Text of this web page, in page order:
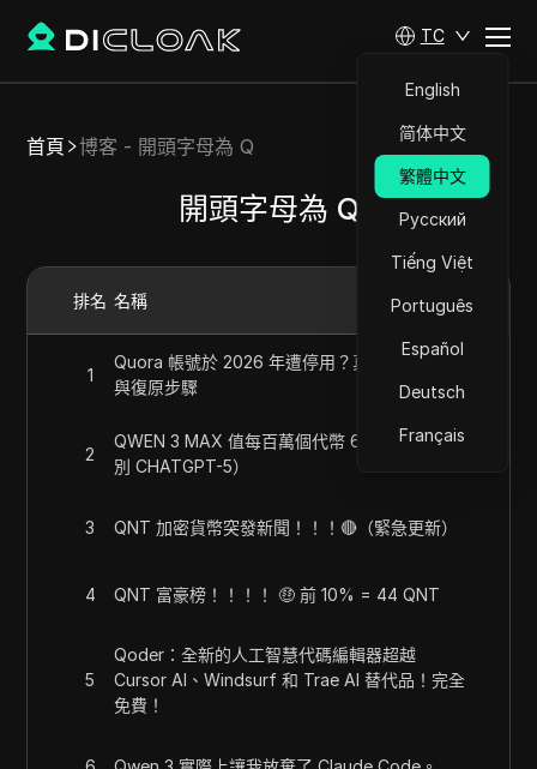
TC
English
简体中文
繁體中文
Русский
Tiếng Việt
Português
Español
Deutsch
Français
首頁 博客 - 開頭字母為 Q
開頭字母為 Q
排名 名稱
1
Quora 帳號於 2026 年遭停用？真實原因、風險
與復原步驟
2
QWEN 3 MAX 值每百萬個代幣 6 美元嗎？（告
別 CHATGPT-5）
3 QNT 加密貨幣突發新聞！！！🔴（緊急更新）
4 QNT 富豪榜！！！！ 🤑 前 10% = 44 QNT
5
Qoder：全新的人工智慧代碼編輯器超越
Cursor AI、Windsurf 和 Trae AI 替代品！完全
免費！